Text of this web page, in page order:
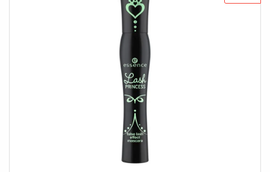
le pouvoir transformateur des Yves Saint Laurent
mascara pour de magnifiques moments – waterproof et
d’une tenue parfaite par tous les temps et en toute
occasion.